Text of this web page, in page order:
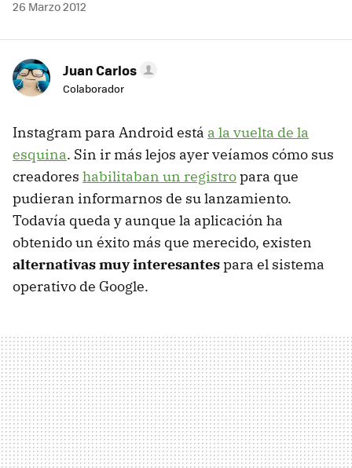
26 Marzo 2012
Juan Carlos
Colaborador
Instagram para Android está a la vuelta de la
esquina. Sin ir más lejos ayer veíamos cómo sus
creadores habilitaban un registropara que
pudieran informarnos de su lanzamiento.
Todavía queda y aunque la aplicación ha
obtenido un éxito más que merecido, existen
alternativas muy interesantespara el sistema
operativo de Google.